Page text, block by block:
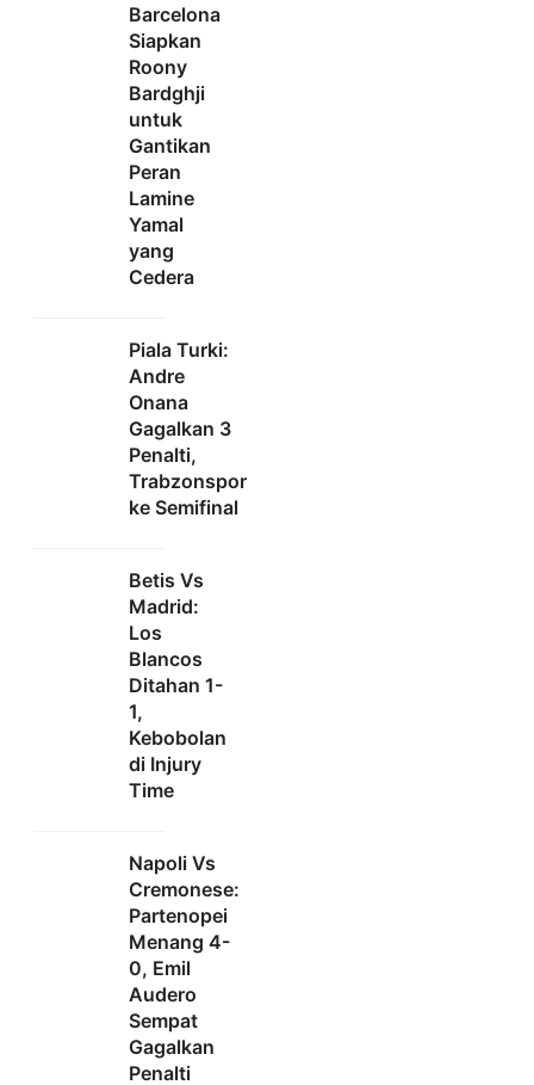
Barcelona
Siapkan
Roony
Bardghji
untuk
Gantikan
Peran
Lamine
Yamal
yang
Cedera
Piala Turki:
Andre
Onana
Gagalkan 3
Penalti,
Trabzonspor
ke Semifinal
Betis Vs
Madrid:
Los
Blancos
Ditahan 1-
1,
Kebobolan
di Injury
Time
Napoli Vs
Cremonese:
Partenopei
Menang 4-
0, Emil
Audero
Sempat
Gagalkan
Penalti